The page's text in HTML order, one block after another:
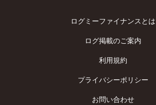
ログミーファイナンスとは
ログ掲載のご案内
利用規約
プライバシーポリシー
お問い合わせ